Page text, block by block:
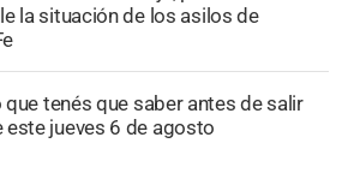
la situación de los asilos de
que tenés que saber antes de salir
este jueves 6 de agosto